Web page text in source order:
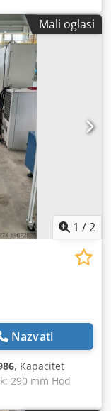
Mali oglasi
1 /2
Nazvati
, Kapacitet
290 mm Hod
1,9 kW Opis